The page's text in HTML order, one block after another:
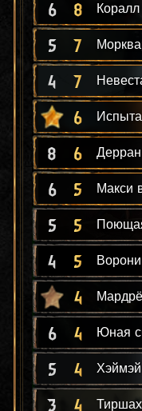
6 8 Коралл
5 7
4 7
6
8 6 Дерран
6 5 Макси
5 5
4 5
4
6 4 Юная
5 4
3 4